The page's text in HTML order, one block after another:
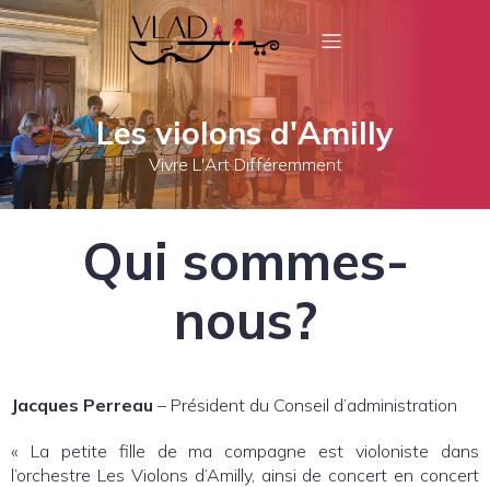
Les violons d'Amilly
Vivre L'Art Différemment
Qui sommes-
nous?
Jacques Perreau – Président du Conseil d’administration
« La petite fille de ma compagne est violoniste dans
l’orchestre Les Violons d’Amilly, ainsi de concert en concert